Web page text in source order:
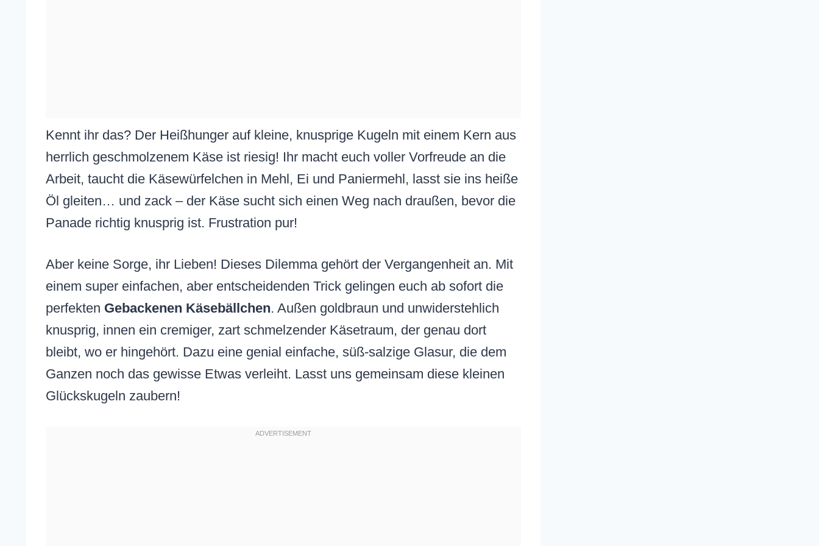
Kennt ihr das? Der Heißhunger auf kleine, knusprige Kugeln mit einem Kern aus
herrlich geschmolzenem Käse ist riesig! Ihr macht euch voller Vorfreude an die
Arbeit, taucht die Käsewürfelchen in Mehl, Ei und Paniermehl, lasst sie ins heiße
Öl gleiten… und zack – der Käse sucht sich einen Weg nach draußen, bevor die
Panade richtig knusprig ist. Frustration pur!
Aber keine Sorge, ihr Lieben! Dieses Dilemma gehört der Vergangenheit an. Mit
einem super einfachen, aber entscheidenden Trick gelingen euch ab sofort die
perfekten Gebackenen Käsebällchen. Außen goldbraun und unwiderstehlich
knusprig, innen ein cremiger, zart schmelzender Käsetraum, der genau dort
bleibt, wo er hingehört. Dazu eine genial einfache, süß-salzige Glasur, die dem
Ganzen noch das gewisse Etwas verleiht. Lasst uns gemeinsam diese kleinen
Glückskugeln zaubern!